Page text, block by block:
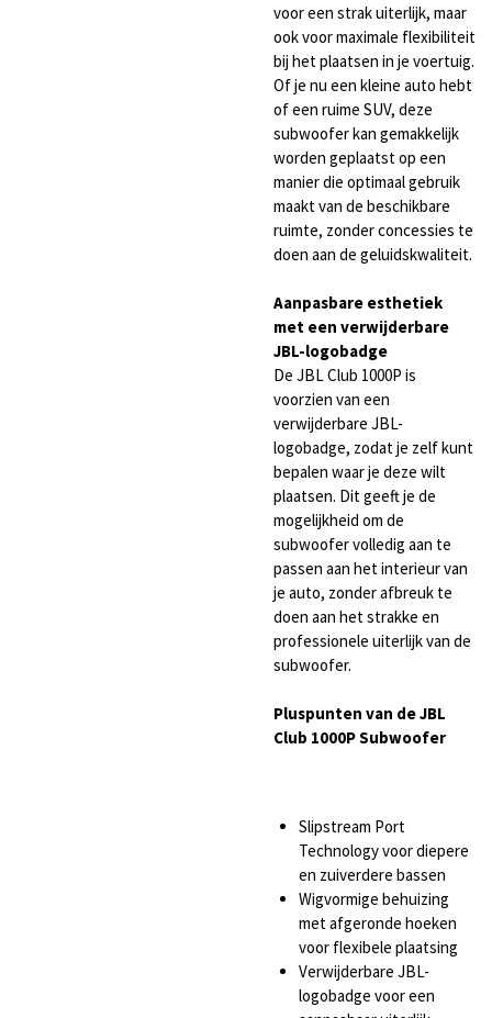
voor een strak uiterlijk, maar
ook voor maximale flexibiliteit
bij het plaatsen in je voertuig.
Of je nu een kleine auto hebt
of een ruime SUV, deze
subwoofer kan gemakkelijk
worden geplaatst op een
manier die optimaal gebruik
maakt van de beschikbare
ruimte, zonder concessies te
doen aan de geluidskwaliteit.
Aanpasbare esthetiek
met een verwijderbare
JBL-logobadge
De JBL Club 1000P is
voorzien van een
verwijderbare JBL-
logobadge, zodat je zelf kunt
bepalen waar je deze wilt
plaatsen. Dit geeft je de
mogelijkheid om de
subwoofer volledig aan te
passen aan het interieur van
je auto, zonder afbreuk te
doen aan het strakke en
professionele uiterlijk van de
subwoofer.
Pluspunten van de JBL
Club 1000P Subwoofer
Slipstream Port
Technology voor diepere
en zuiverdere bassen
Wigvormige behuizing
met afgeronde hoeken
voor flexibele plaatsing
Verwijderbare JBL-
logobadge voor een